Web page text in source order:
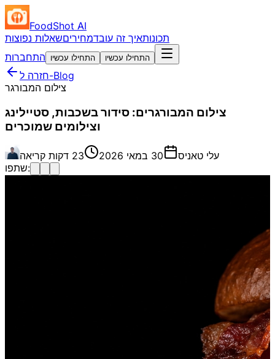
FoodShot AI
תכונותאיך זה עובדמחיריםשאלות נפוצות
התחברות
התחילו עכשיו התחילו עכשיו
חזרה ל-Blog
צילום המבורגר
צילום המבורגרים: סידור בשכבות, סטיילינג
וצילומים שמוכרים
עלי טאניס 30 במאי 2026
23 דקות קריאה
שתפו: